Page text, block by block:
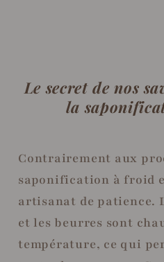
Le secret de nos
la
Contrairement aux
saponification à froid
artisanat de patience.
et les beurres sont
température, ce qui